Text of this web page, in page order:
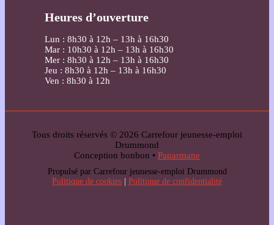
Heures d’ouverture
Lun : 8h30 à 12h – 13h à 16h30
Mar : 10h30 à 12h – 13h à 16h30
Mer : 8h30 à 12h – 13h à 16h30
Jeu : 8h30 à 12h – 13h à 16h30
Ven : 8h30 à 12h
Tous droits réservés © 2026 Carrefour jeunesse-emploi
Drummond
Conception bonbon • Paparmane
Propulsé par Carrefour jeunesse-emploi Drummond
Politique de cookies
Politique de confidentialité